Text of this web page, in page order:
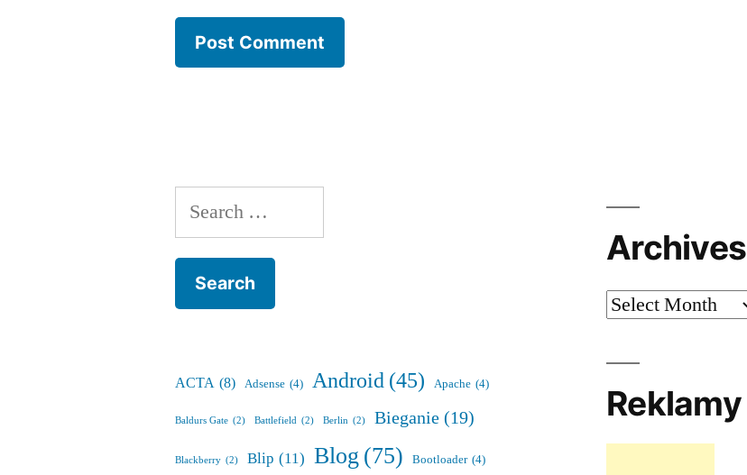
Search
for:
Archives
Archives
ACTA (8) Adsense (4) Android (45) Apache (4)
Baldurs Gate (2) Battlefield (2) Berlin (2) Bieganie (19)
Blackberry (2) Blip (11) Blog(75) Bootloader (4)
Reklamy